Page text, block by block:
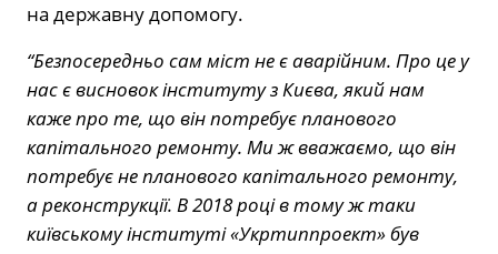
на державну допомогу.
“Безпосередньо сам міст не є аварійним. Про це у
нас є висновок інституту з Києва, який нам
каже про те, що він потребує планового
капітального ремонту. Ми ж вважаємо, що він
потребує не планового капітального ремонту,
а реконструкції. В 2018 році в тому ж таки
київському інституті «Укртиппроект» був